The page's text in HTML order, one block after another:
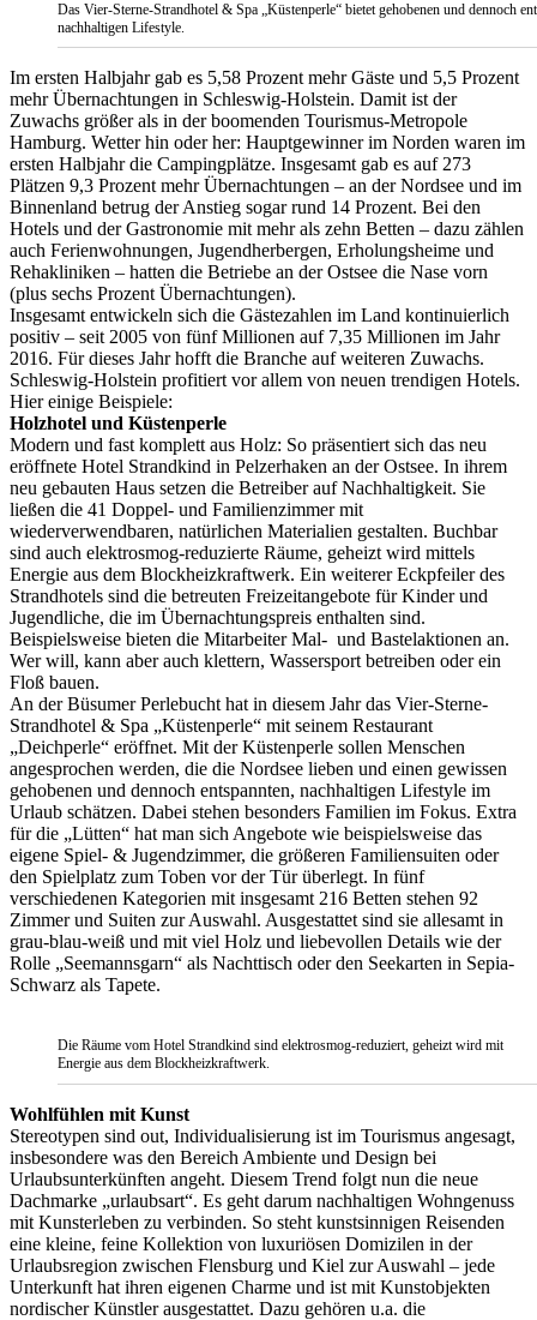
Das Vier-Sterne-Strandhotel & Spa „Küstenperle“ bietet gehobenen und dennoch
nachhaltigen Lifestyle.
Im ersten Halbjahr gab es 5,58 Prozent mehr Gäste und 5,5 Prozent
mehr Übernachtungen in Schleswig-Holstein. Damit ist der
Zuwachs größer als in der boomenden Tourismus-Metropole
Hamburg. Wetter hin oder her: Hauptgewinner im Norden waren im
ersten Halbjahr die Campingplätze. Insgesamt gab es auf 273
Plätzen 9,3 Prozent mehr Übernachtungen – an der Nordsee und im
Binnenland betrug der Anstieg sogar rund 14 Prozent. Bei den
Hotels und der Gastronomie mit mehr als zehn Betten – dazu zählen
auch Ferienwohnungen, Jugendherbergen, Erholungsheime und
Rehakliniken – hatten die Betriebe an der Ostsee die Nase vorn
(plus sechs Prozent Übernachtungen).
Insgesamt entwickeln sich die Gästezahlen im Land kontinuierlich
positiv – seit 2005 von fünf Millionen auf 7,35 Millionen im Jahr
2016. Für dieses Jahr hofft die Branche auf weiteren Zuwachs.
Schleswig-Holstein profitiert vor allem von neuen trendigen Hotels.
Hier einige Beispiele:
Holzhotel und Küstenperle
Modern und fast komplett aus Holz: So präsentiert sich das neu
eröffnete Hotel Strandkind in Pelzerhaken an der Ostsee. In ihrem
neu gebauten Haus setzen die Betreiber auf Nachhaltigkeit. Sie
ließen die 41 Doppel- und Familienzimmer mit
wiederverwendbaren, natürlichen Materialien gestalten. Buchbar
sind auch elektrosmog-reduzierte Räume, geheizt wird mittels
Energie aus dem Blockheizkraftwerk. Ein weiterer Eckpfeiler des
Strandhotels sind die betreuten Freizeitangebote für Kinder und
Jugendliche, die im Übernachtungspreis enthalten sind.
Beispielsweise bieten die Mitarbeiter Mal- und Bastelaktionen an.
Wer will, kann aber auch klettern, Wassersport betreiben oder ein
Floß bauen.
An der Büsumer Perlebucht hat in diesem Jahr das Vier-Sterne-
Strandhotel & Spa „Küstenperle“ mit seinem Restaurant
„Deichperle“ eröffnet. Mit der Küstenperle sollen Menschen
angesprochen werden, die die Nordsee lieben und einen gewissen
gehobenen und dennoch entspannten, nachhaltigen Lifestyle im
Urlaub schätzen. Dabei stehen besonders Familien im Fokus. Extra
für die „Lütten“ hat man sich Angebote wie beispielsweise das
eigene Spiel- & Jugendzimmer, die größeren Familiensuiten oder
den Spielplatz zum Toben vor der Tür überlegt. In fünf
verschiedenen Kategorien mit insgesamt 216 Betten stehen 92
Zimmer und Suiten zur Auswahl. Ausgestattet sind sie allesamt in
grau-blau-weiß und mit viel Holz und liebevollen Details wie der
Rolle „Seemannsgarn“ als Nachttisch oder den Seekarten in Sepia-
Schwarz als Tapete.
Die Räume vom Hotel Strandkind sind elektrosmog-reduziert, geheizt wird mit
Energie aus dem Blockheizkraftwerk.
Wohlfühlen mit Kunst
Stereotypen sind out, Individualisierung ist im Tourismus angesagt,
insbesondere was den Bereich Ambiente und Design bei
Urlaubsunterkünften angeht. Diesem Trend folgt nun die neue
Dachmarke „urlaubsart“. Es geht darum nachhaltigen Wohngenuss
mit Kunsterleben zu verbinden. So steht kunstsinnigen Reisenden
eine kleine, feine Kollektion von luxuriösen Domizilen in der
Urlaubsregion zwischen Flensburg und Kiel zur Auswahl – jede
Unterkunft hat ihren eigenen Charme und ist mit Kunstobjekten
nordischer Künstler ausgestattet. Dazu gehören u.a. die